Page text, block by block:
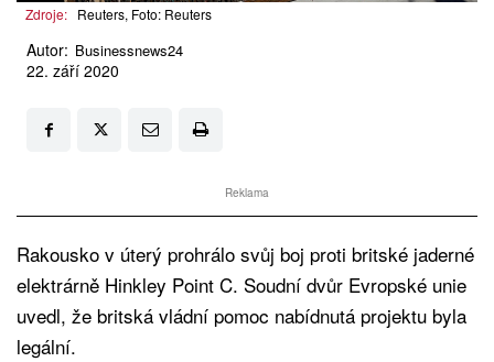
Zdroje: Reuters, Foto: Reuters
Autor: Businessnews24
22. září 2020
Reklama
Rakousko v úterý prohrálo svůj boj proti britské jaderné
elektrárně Hinkley Point C. Soudní dvůr Evropské unie
uvedl, že britská vládní pomoc nabídnutá projektu byla
legální.